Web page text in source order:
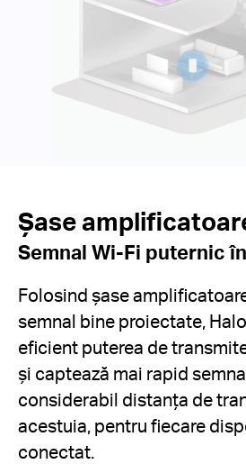
Șase
Semnal Wi-Fi puternic
Folosind șase
semnal bine proiectate,
eficient puterea de
și captează mai rapid
considerabil distanța de
acestuia, pentru fiecare
conectat.